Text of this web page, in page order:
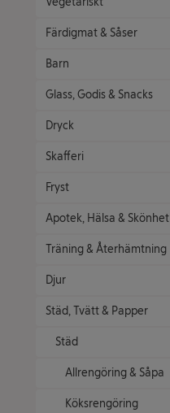
Färdigmat & Såser
Barn
Glass, Godis & Snacks
Dryck
Skafferi
Fryst
Apotek, Hälsa & Skönhet
Träning & Återhämtning
Djur
Städ, Tvätt & Papper
Städ
Allrengöring & Såpa
Köksrengöring